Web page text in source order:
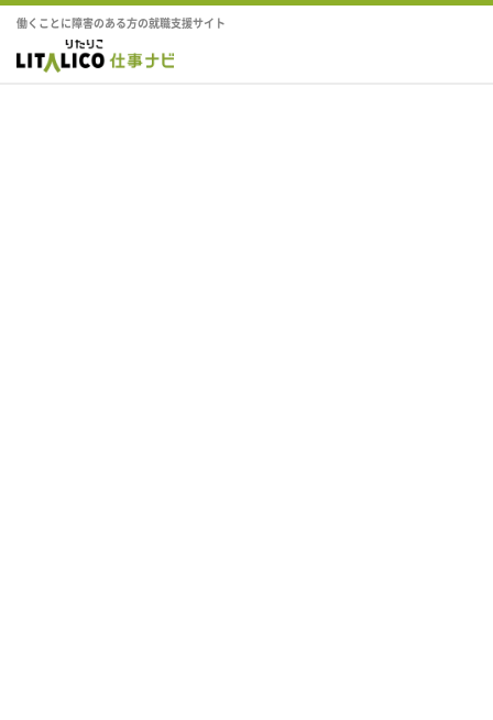
働くことに障害のある方の就職支援サイト